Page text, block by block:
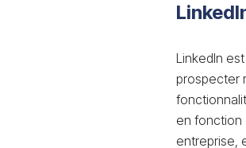
LinkedIn
prospecter
en fonction
entreprise,